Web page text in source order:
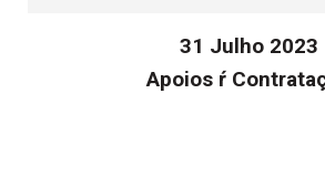
31 Julho 2023
Apoios ŕ